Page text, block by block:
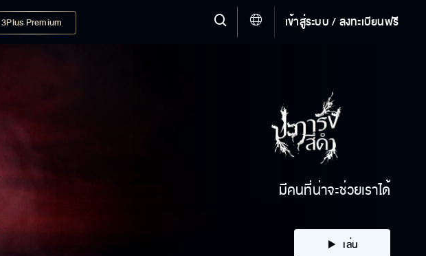
3Plus Premium เข้าสู่ระบบ / ลงทะเบียนฟรี
คลิก